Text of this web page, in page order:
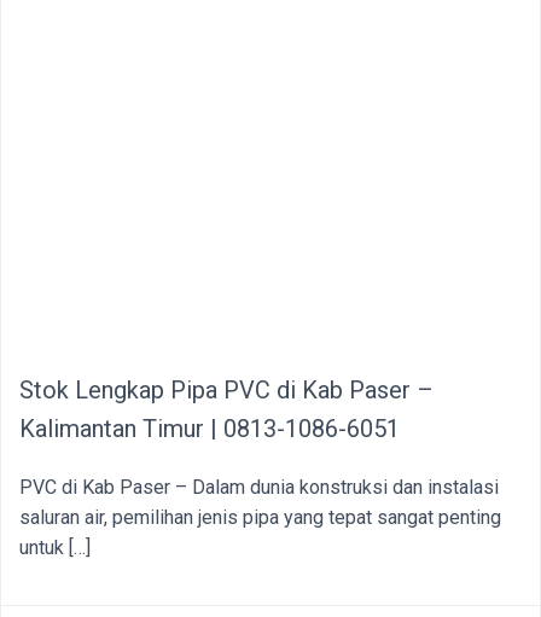
Stok Lengkap Pipa PVC di Kab Paser –
Kalimantan Timur | 0813-1086-6051
PVC di Kab Paser – Dalam dunia konstruksi dan instalasi
saluran air, pemilihan jenis pipa yang tepat sangat penting
untuk […]